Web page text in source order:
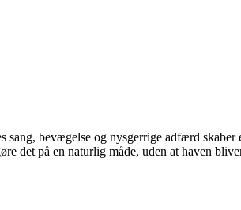
bevægelse og nysgerrige adfærd
det på en naturlig måde, uden at haven